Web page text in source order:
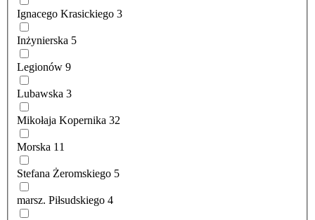
Ignacego Krasickiego 3
Inżynierska 5
Legionów 9
Lubawska 3
Mikołaja Kopernika 32
Morska 11
Stefana Żeromskiego 5
marsz. Piłsudskiego 4